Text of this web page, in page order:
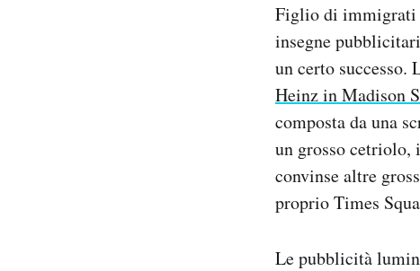
Figlio di immigrati
insegne
un certo successo.
Heinz in Madison
composta da una
un grosso cetriolo,
convinse altre
proprio Times
Le pubblicità